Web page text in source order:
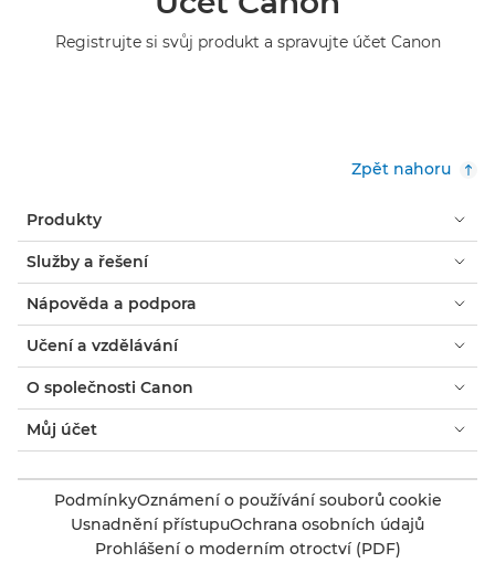
Registrujte si svůj produkt a spravujte účet Canon
Zpět nahoru
Produkty
Služby a řešení
Nápověda a podpora
Učení a vzdělávání
O společnosti Canon
Můj účet
PodmínkyOznámení o používání souborů cookie
Usnadnění přístupuOchrana osobních údajů
Prohlášení o moderním otroctví (PDF)